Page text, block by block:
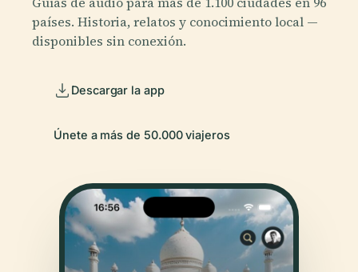
países. Historia, relatos y conocimiento local —
disponibles sin conexión.
Descargar la app
Únete a más de 50.000 viajeros